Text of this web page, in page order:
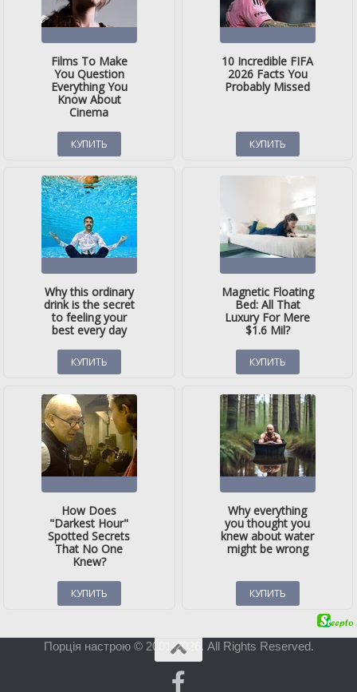
Порція настрою © 2001-2026. All Rights Reserved.